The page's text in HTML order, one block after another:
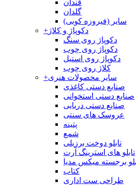
قندان
گلدان
سایر (فیروزه کوبی)
+دکوپاژ و کلاژ
دکوپاژ روی سنگ
دکوپاژ روی چوب
دکوپاژ روی استیل
کلاژ روی چوب
+سایر محصولات هنری
صنایع دستی کاغذی
صنایع دستی استخوانی
صنایع دستی دریایی
عروسک های سنتی
پتینه
شمع
تابلو دوخت برزیلی
تابلو های استرینگ آرت
برجسته میکس مدیا
کتاب
طراحی ست اداری